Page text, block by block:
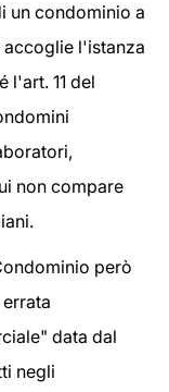
un condominio a
accoglie l'istanza
l'art. 11 del
non compare
però
data dal
negli